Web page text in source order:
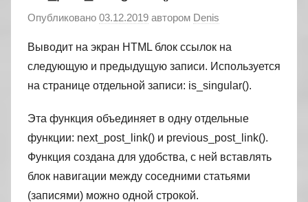
Опубликовано 03.12.2019 автором Denis
Выводит на экран HTML блок ссылок на
следующую и предыдущую записи. Используется
на странице отдельной записи: is_singular().
Эта функция объединяет в одну отдельные
функции: next_post_link() и previous_post_link().
Функция создана для удобства, с ней вставлять
блок навигации между соседними статьями
(записями) можно одной строкой.